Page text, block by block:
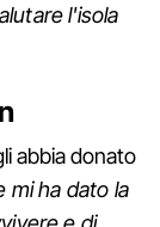
l'isola
abbia donato
mi ha dato la